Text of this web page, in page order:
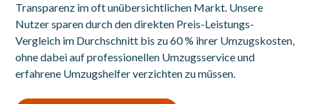
Transparenz im oft unübersichtlichen Markt. Unsere
Nutzer sparen durch den direkten Preis-Leistungs-
Vergleich im Durchschnitt bis zu 60 % ihrer Umzugskosten,
ohne dabei auf professionellen Umzugsservice und
erfahrene Umzugshelfer verzichten zu müssen.